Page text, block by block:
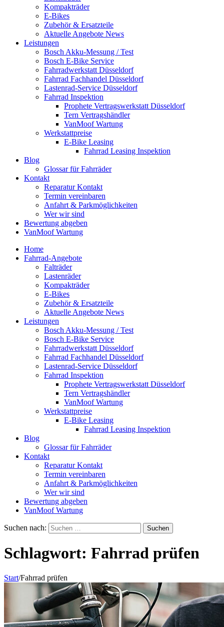
Kompakträder
E-Bikes
Zubehör & Ersatzteile
Aktuelle Angebote News
Leistungen
Bosch Akku-Messung / Test
Bosch E-Bike Service
Fahrradwerkstatt Düsseldorf
Fahrrad Fachhandel Düsseldorf
Lastenrad-Service Düsseldorf
Fahrrad Inspektion
Prophete Vertragswerkstatt Düsseldorf
Tern Vertragshändler
VanMoof Wartung
Werkstattpreise
E-Bike Leasing
Fahrrad Leasing Inspektion
Blog
Glossar für Fahrräder
Kontakt
Reparatur Kontakt
Termin vereinbaren
Anfahrt & Parkmöglichkeiten
Wer wir sind
Bewertung abgeben
VanMoof Wartung
Home
Fahrrad-Angebote
Falträder
Lastenräder
Kompakträder
E-Bikes
Zubehör & Ersatzteile
Aktuelle Angebote News
Leistungen
Bosch Akku-Messung / Test
Bosch E-Bike Service
Fahrradwerkstatt Düsseldorf
Fahrrad Fachhandel Düsseldorf
Lastenrad-Service Düsseldorf
Fahrrad Inspektion
Prophete Vertragswerkstatt Düsseldorf
Tern Vertragshändler
VanMoof Wartung
Werkstattpreise
E-Bike Leasing
Fahrrad Leasing Inspektion
Blog
Glossar für Fahrräder
Kontakt
Reparatur Kontakt
Termin vereinbaren
Anfahrt & Parkmöglichkeiten
Wer wir sind
Bewertung abgeben
VanMoof Wartung
Suchen nach:
Schlagwort: Fahrrad prüfen
Start/Fahrrad prüfen